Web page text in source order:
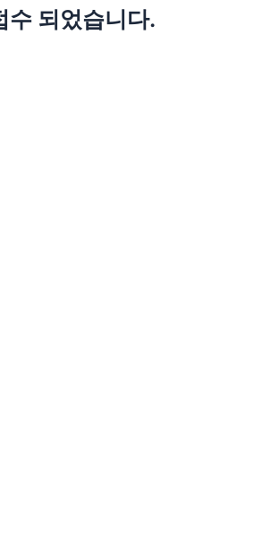
수 되었습니다.